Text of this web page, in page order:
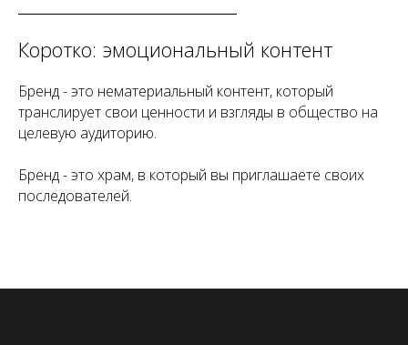
Коротко: эмоциональный контент
Бренд - это нематериальный контент, который
транслирует свои ценности и взгляды в общество на
целевую аудиторию.
Бренд - это храм, в который вы приглашаете своих
последователей.